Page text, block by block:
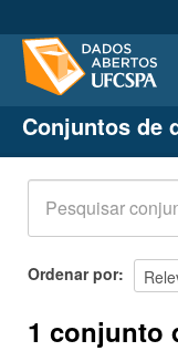
Conjuntos de
Organizações
Grupos
Sobre
Conjuntos de
Ordenar por
1 conjunto